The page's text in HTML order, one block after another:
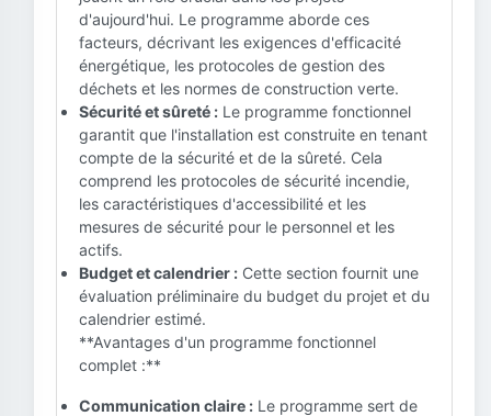
d'aujourd'hui. Le programme aborde ces
facteurs, décrivant les exigences d'efficacité
énergétique, les protocoles de gestion des
déchets et les normes de construction verte.
Sécurité et sûreté : Le programme fonctionnel
garantit que l'installation est construite en tenant
compte de la sécurité et de la sûreté. Cela
comprend les protocoles de sécurité incendie,
les caractéristiques d'accessibilité et les
mesures de sécurité pour le personnel et les
actifs.
Budget et calendrier : Cette section fournit une
évaluation préliminaire du budget du projet et du
calendrier estimé.
**Avantages d'un programme fonctionnel
complet :**
Communication claire : Le programme sert de